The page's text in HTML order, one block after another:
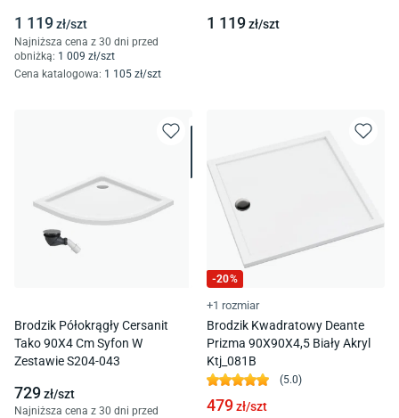
9090/C/St-M1/C/St
1 119zł/szt
Najniższa cena z 30 dni przed
obniżką: 1 009 zł/szt
Cena katalogowa: 1 105 zł/szt
9090/B/St-M1/B/St
1 119zł/szt
Brodzik Półokrągły Cersanit
Tako 90X4 Cm Syfon W
Zestawie S204-043
729zł/szt
Najniższa cena z 30 dni przed
-20%
+1 rozmiar
Brodzik Kwadratowy Deante
Prizma 90X90X4,5 Biały Akryl
Ktj_081B
(5.0)
479zł/szt